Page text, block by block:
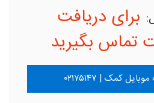
برای دریافت
تماس بگیرید
کمک | ۰۲۱۷۵۱۴۷